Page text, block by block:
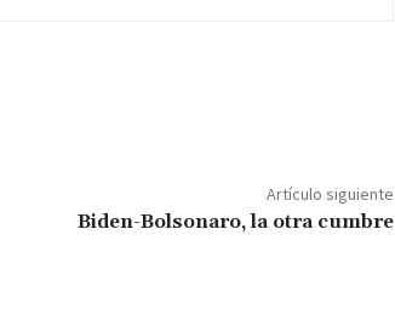
Artículo siguiente
Biden-Bolsonaro, la otra cumbre